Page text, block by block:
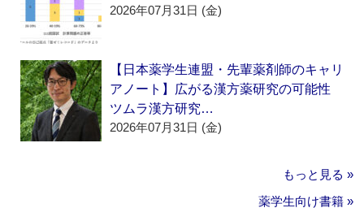
2026年07月31日 (金)
【日本薬学生連盟・先輩薬剤師のキャリ
アノート】広がる漢方薬研究の可能性
ツムラ漢方研究…
2026年07月31日 (金)
もっと見る »
薬学生向け書籍 »